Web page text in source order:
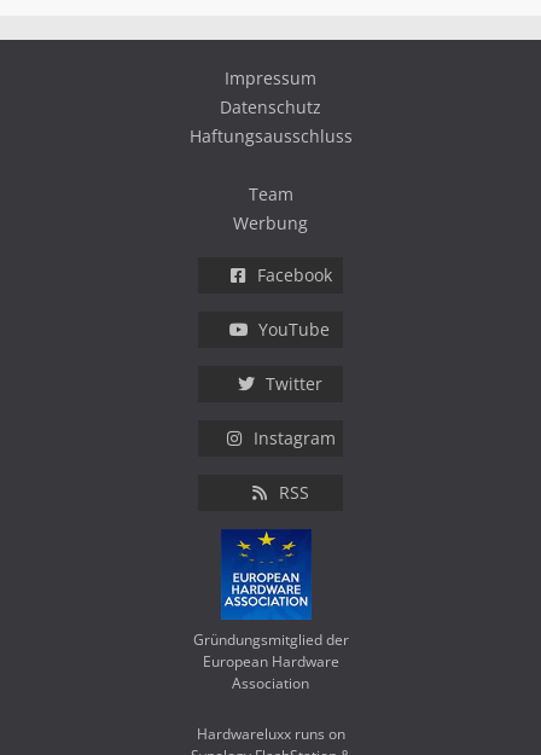
Impressum
Datenschutz
Haftungsausschluss
Team
Werbung
Facebook
YouTube
Twitter
Instagram
RSS
Gründungsmitglied der
European Hardware
Association
Hardwareluxx runs on